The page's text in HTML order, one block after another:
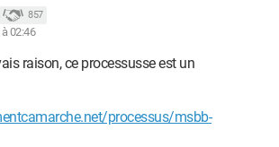
857
02:46
raison, ce processusse est un
processus/msbb-